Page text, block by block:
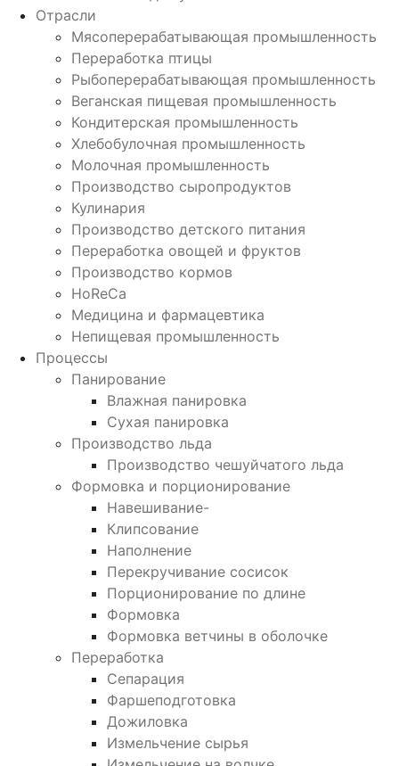
Отрасли
Мясоперерабатывающая промышленность
Переработка птицы
Рыбоперерабатывающая промышленность
Веганская пищевая промышленность
Кондитерская промышленность
Хлебобулочная промышленность
Молочная промышленность
Производство сыропродуктов
Кулинария
Производство детского питания
Переработка овощей и фруктов
Производство кормов
HoReCa
Медицина и фармацевтика
Непищевая промышленность
Процессы
Панирование
Влажная панировка
Сухая панировка
Производство льда
Производство чешуйчатого льда
Формовка и порционирование
Навешивание-
Клипсование
Наполнение
Перекручивание сосисок
Порционирование по длине
Формовка
Формовка ветчины в оболочке
Переработка
Сепарация
Фаршеподготовка
Дожиловка
Измельчение сырья